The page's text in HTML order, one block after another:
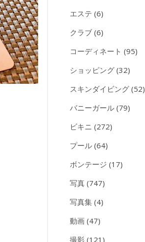
エステ (6)
クラブ (6)
コーディネート (95)
ショッピング (32)
スキンダイビング (52)
バニーガール (79)
ビキニ (272)
プール (64)
ボンテージ (17)
写真 (747)
写真集 (4)
動画 (47)
撮影 (121)